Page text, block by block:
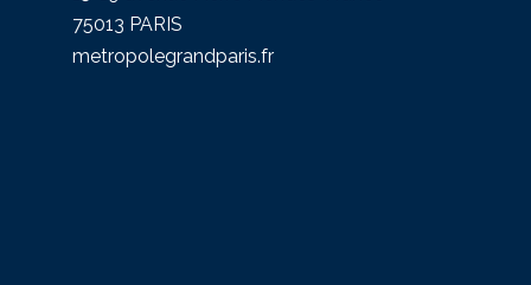
75013 PARIS
metropolegrandparis.fr